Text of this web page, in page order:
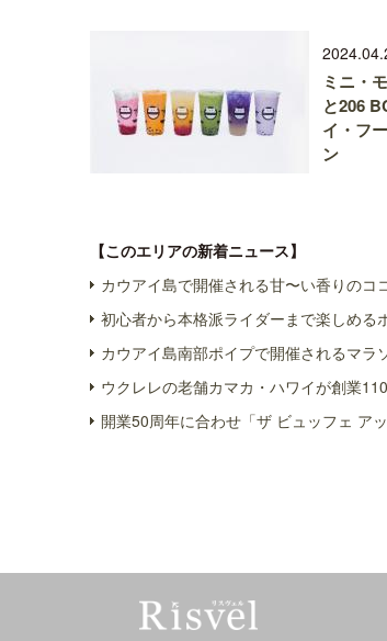
ミニ・
と206
イ・フ
ン
【このエリアの新着ニュース】
カウアイ島で開催される甘〜い香りの
初心者から本格派ライダーまで楽しめ
カウアイ島南部ポイプで開催されるマ
ウクレレの老舗カマカ・ハワイが創業
開業50周年に合わせ「ザ ビュッフェ